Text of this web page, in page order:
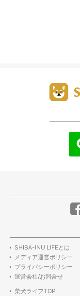
SHIBA-INU LIFEとは
メディア運営ポリシー
プライバシーポリシー
運営会社/お問合せ
柴犬ライフTOP